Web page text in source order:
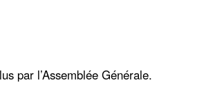
par l’Assemblée Générale.